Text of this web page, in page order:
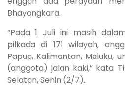
Bhayangkara.
“Pada 1 Juli ini masih
pilkada di 171 wilayah,
Papua, Kalimantan, Maluku,
(anggota) jalan kaki,” kata
Selatan, Senin (2/7).